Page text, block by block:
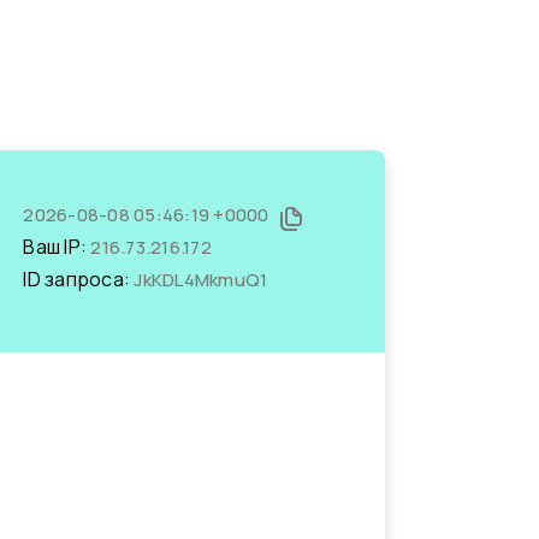
2026-08-08 05:46:19 +0000
Ваш IP:216.73.216.172
ID запроса:JkKDL4MkmuQ1